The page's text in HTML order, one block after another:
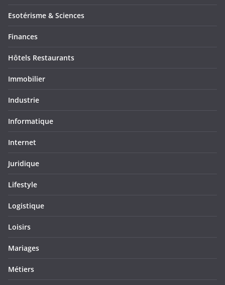
Esotérisme & Sciences
Finances
Hôtels Restaurants
Immobilier
Industrie
Informatique
Internet
Juridique
Lifestyle
Logistique
Loisirs
Mariages
Métiers